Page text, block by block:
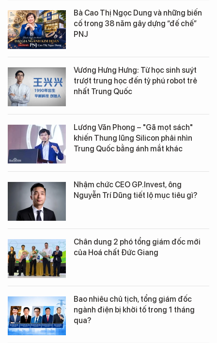
Bà Cao Thị Ngọc Dung và những biến
cố trong 38 năm gây dựng “đế chế”
PNJ
Vương Hưng Hưng: Từ học sinh suýt
trượt trung học đến tỷ phú robot trẻ
nhất Trung Quốc
Lương Văn Phong – "Gã mọt sách"
khiến Thung lũng Silicon phải nhìn
Trung Quốc bằng ánh mắt khác
Nhậm chức CEO GP.Invest, ông
Nguyễn Trí Dũng tiết lộ mục tiêu gì?
Chân dung 2 phó tổng giám đốc mới
của Hoá chất Đức Giang
Bao nhiêu chủ tịch, tổng giám đốc
ngành điện bị khởi tố trong 1 tháng
qua?